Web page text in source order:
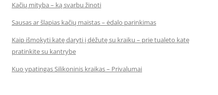
Kačių mityba – ką svarbu žinoti
Sausas ar šlapias kačių maistas – ėdalo parinkimas
Kaip išmokyti katę daryti į dėžutę su kraiku – prie tualeto katę
pratinkite su kantrybe
Kuo ypatingas Silikoninis kraikas – Privalumai